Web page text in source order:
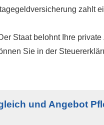
zahlt
Staat belohnt Ihre
Sie in der
und Angebot